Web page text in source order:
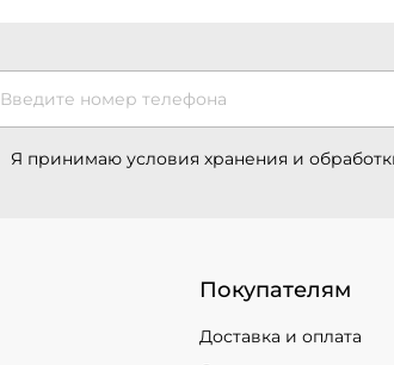
Введите номер телефона
Я принимаю условия хранения и
Покупателям
Доставка и оплата